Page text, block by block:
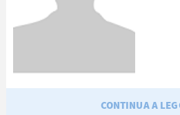
CONTINUA A